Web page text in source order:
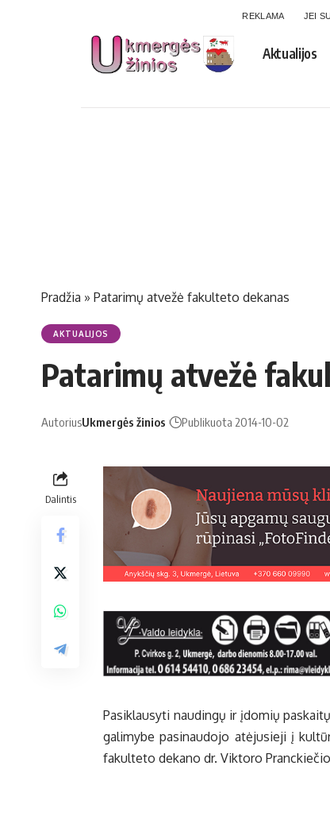
REKLAMA JEI
Aktualijos
Pradžia » Patarimų atvežė fakulteto dekanas
AKTUALIJOS
Patarimų atvežė
AutoriusUkmergės žinios Publikuota 2014-10-02
Dalintis
Pa­si­klau­sy­ti nau­din­gų ir įdo­mių
ga­li­my­be pa­si­nau­do­jo at­ėju­sie­ji į
fa­kul­te­to de­ka­no dr. Vik­to­ro